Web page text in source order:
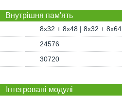
Внутрішня пам'ять
8x32 + 8x48 | 8x32 + 8x64
24576
30720
Інтегровані модулі